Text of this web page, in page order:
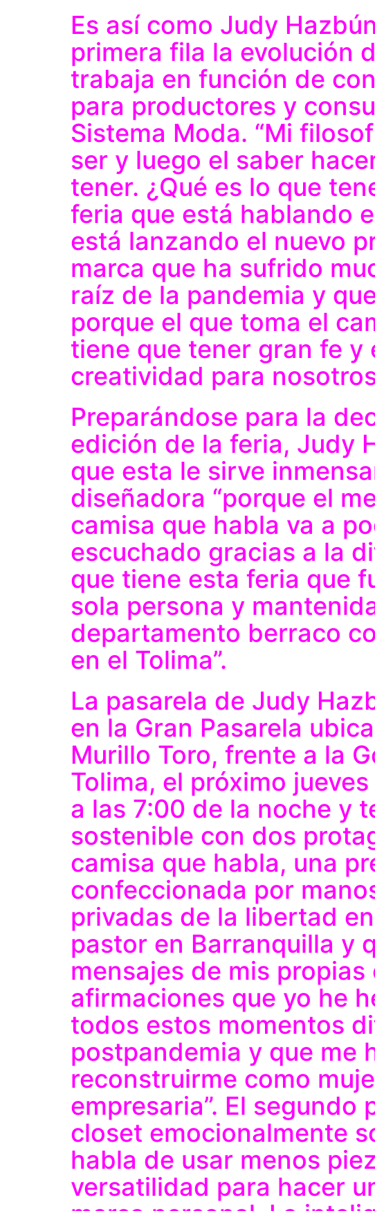
Es así como Judy
primera fila la evolución
trabaja en función de
para productores y
Sistema Moda. “Mi
ser y luego el saber
tener. ¿Qué es lo que
feria que está hablando
está lanzando el nuevo
marca que ha sufrido
raíz de la pandemia y
porque el que toma el
tiene que tener gran fe y
creatividad para
Preparándose para la
edición de la feria, Judy
que esta le sirve
diseñadora “porque el
camisa que habla va a
escuchado gracias a la
que tiene esta feria que
sola persona y
departamento berraco
en el Tolima”.
La pasarela de Judy
en la Gran Pasarela
Murillo Toro, frente a la
Tolima, el próximo
a las 7:00 de la noche y
sostenible con dos
camisa que habla, una
confeccionada por
privadas de la libertad
pastor en Barranquilla y
mensajes de mis
afirmaciones que yo he
todos estos momentos
postpandemia y que me
reconstruirme como
empresaria”. El segundo
closet emocionalmente
habla de usar menos
versatilidad para hacer